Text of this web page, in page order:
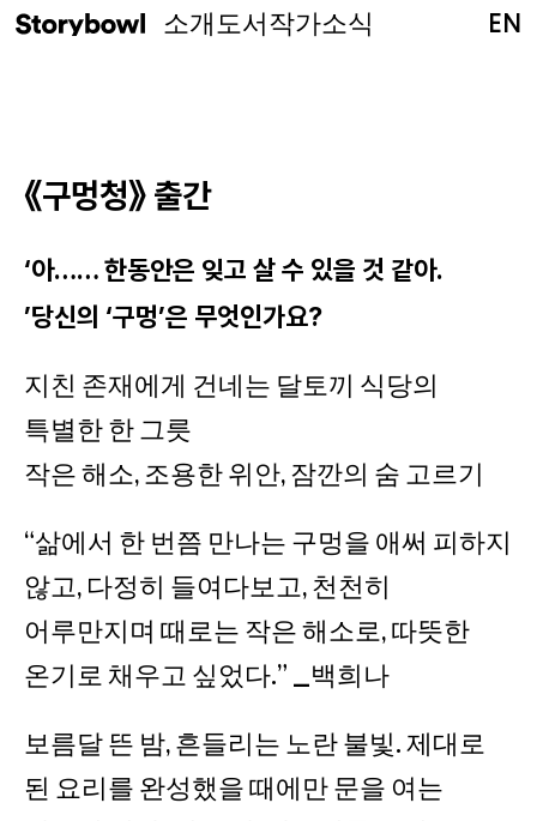
소개 도서 작가소식 EN
《구멍청》 출간
‘아…… 한동안은 잊고 살 수 있을 것 같아.
’당신의 ‘구멍’은 무엇인가요?
지친 존재에게 건네는 달토끼 식당의
특별한 한 그릇
작은 해소, 조용한 위안, 잠깐의 숨 고르기
“삶에서 한 번쯤 만나는 구멍을 애써 피하지
않고, 다정히 들여다보고, 천천히
어루만지며 때로는 작은 해소로, 따뜻한
온기로 채우고 싶었다.” _백희나
보름달 뜬 밤, 흔들리는 노란 불빛. 제대로
된 요리를 완성했을 때에만 문을 여는